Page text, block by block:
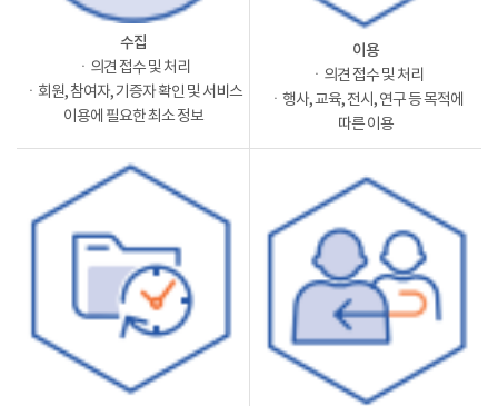
수집
ㆍ의견 접수 및 처리
ㆍ회원, 참여자, 기증자 확인 및 서비스
이용에 필요한 최소 정보
이용
ㆍ의견 접수 및 처리
ㆍ행사, 교육, 전시, 연구 등 목적에
따른 이용